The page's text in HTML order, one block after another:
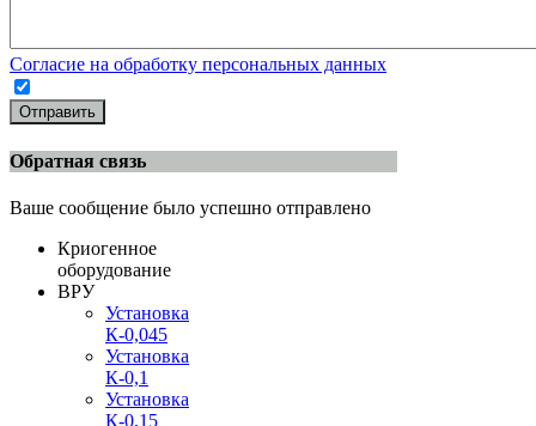
Согласие на обработку персональных данных
Отправить
Обратная связь
Ваше сообщение было успешно отправлено
Криогенное
оборудование
ВРУ
Установка
К-0,045
Установка
К-0,1
Установка
К-0,15